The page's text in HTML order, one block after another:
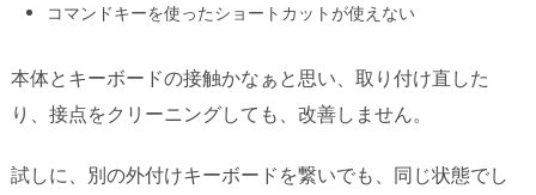
コマンドキーを使ったショートカットが使えない
本体とキーボードの接触かなぁと思い、取り付け直した
り、接点をクリーニングしても、改善しません。
試しに、別の外付けキーボードを繋いでも、同じ状態でし